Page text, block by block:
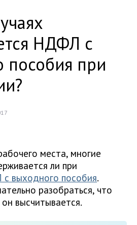
НДФЛ с
пособия при
места, многие
ли при
выходного пособия.
разобраться, что
высчитывается.